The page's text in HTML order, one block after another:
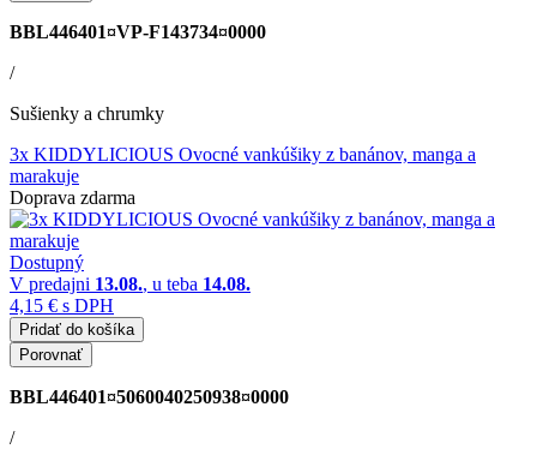
BBL446401¤VP-F143734¤0000
/
Sušienky a chrumky
3x KIDDYLICIOUS Ovocné vankúšiky z banánov, manga a
marakuje
Doprava zdarma
Dostupný
V predajni 13.08., u teba 14.08.
4,15 € s DPH
Pridať do košíka
Porovnať
BBL446401¤5060040250938¤0000
/